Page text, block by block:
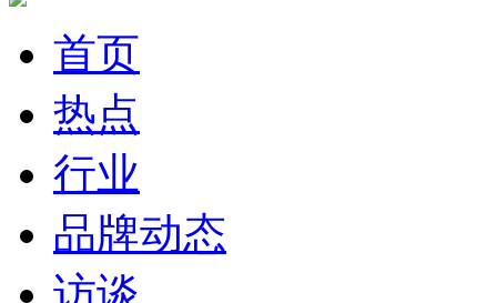
首页
热点
行业
品牌动态